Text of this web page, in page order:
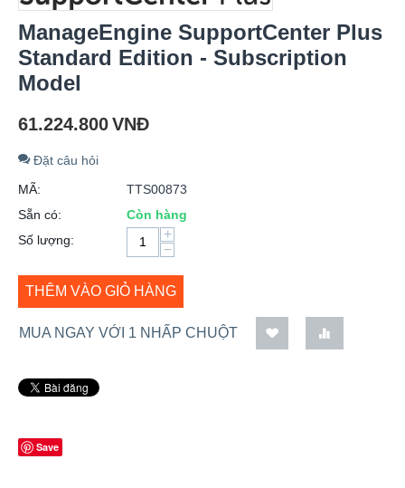
ManageEngine SupportCenter Plus
Standard Edition - Subscription
Model
61.224.800VNĐ
Đặt câu hỏi
MÃ:
TTS00873
Sẵn có:
Còn hàng
Số lượng:
+
−
THÊM VÀO GIỎ HÀNG
MUA NGAY VỚI 1 NHẤP CHUỘT
Save